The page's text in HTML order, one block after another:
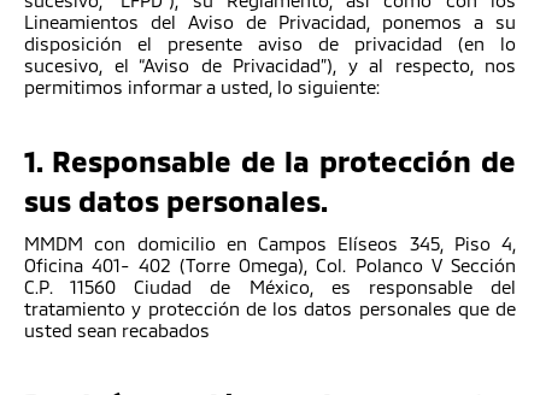
Lineamientos del Aviso de Privacidad, ponemos a su
disposición el presente aviso de privacidad (en lo
sucesivo, el “Aviso de Privacidad”), y al respecto, nos
permitimos informar a usted, lo siguiente:
1. Responsable de la protección de
sus datos personales.
MMDM con domicilio en Campos Elíseos 345, Piso 4,
Oficina 401- 402 (Torre Omega), Col. Polanco V Sección
C.P. 11560 Ciudad de México, es responsable del
tratamiento y protección de los datos personales que de
usted sean recabados